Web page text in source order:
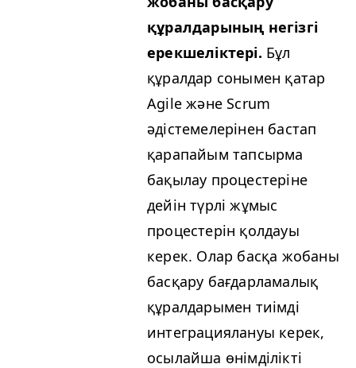
құралдарының негізгі
ерекшеліктері. Бұл
құралдар сонымен қатар
Agile және Scrum
әдістемелерінен бастап
қарапайым тапсырма
бақылау процестеріне
дейін түрлі жұмыс
процестерін қолдауы
керек. Олар басқа жобаны
басқару бағдарламалық
құралдарымен тиімді
интеграциялануы керек,
осылайша өнімділікті